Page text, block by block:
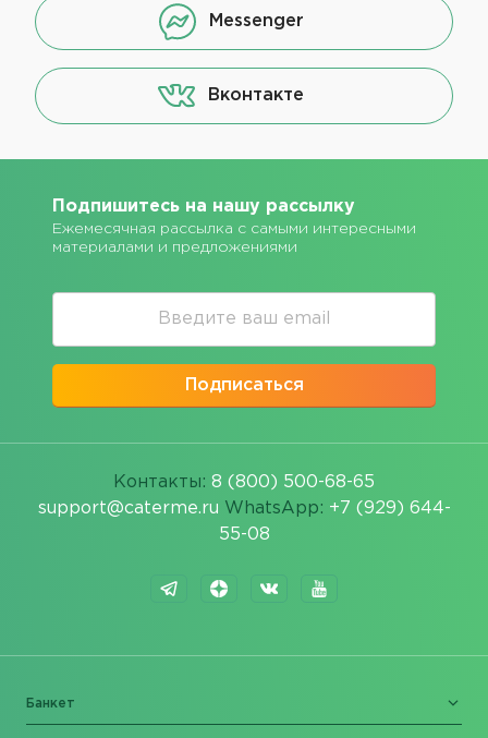
Messenger
Вконтакте
Подпишитесь на нашу рассылку
Ежемесячная рассылка с самыми интересными
материалами и предложениями
Подписаться
Контакты: 8 (800) 500-68-65
support@caterme.ru WhatsApp: +7 (929) 644-
55-08
Банкет